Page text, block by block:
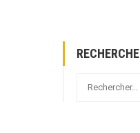
RECHERCHE